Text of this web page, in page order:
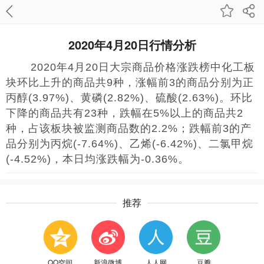
2020年4月20日行情分析
2020年4月20日大宗商品价格涨跌榜中化工板
块环比上升的商品共9种，涨幅前3的商品分别为正
丙醇(3.97%)、黄磷(2.82%)、硫酸(2.63%)。环比
下降的商品共有23种，跌幅在5%以上的商品共2
种，占该板块被监测商品数的2.2%；跌幅前3的产
品分别为丙烷(-7.64%)、乙烯(-6.42%)、二氯甲烷
(-4.52%)，本日均涨跌幅为-0.36%。
推荐
QQ空间 新浪微博 人人网 豆瓣